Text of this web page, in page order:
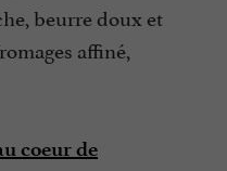
beurre doux et
affiné,
coeur de